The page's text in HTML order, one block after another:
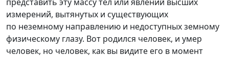
измерений, вытянутых и существующих
по неземному направлению и недоступных земному
физическому глазу. Вот родился человек, и умер
человек, но человек, как вы видите его в момент